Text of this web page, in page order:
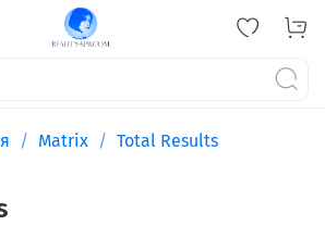
Matrix Total Results